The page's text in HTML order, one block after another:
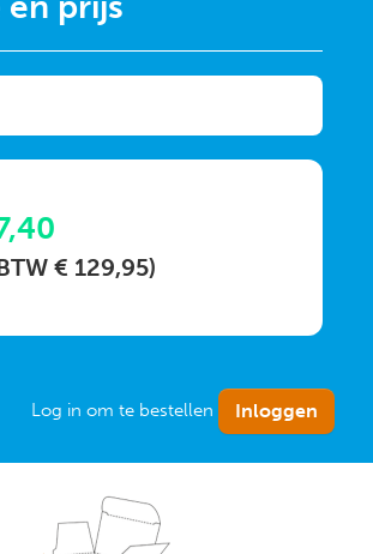
€ 129,95)
Log in om te bestellen